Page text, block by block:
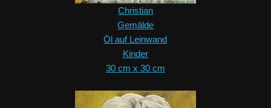
Christian
Gemälde
Öl auf Leinwand
Kinder
30 cm x 30 cm